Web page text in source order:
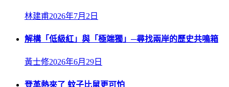
林建甫2026年7月2日
解構「低級紅」與「極端獨」─尋找兩岸的歷史共鳴箱
黃士修2026年6月29日
登革熱來了 蚊子比鼠更可怕